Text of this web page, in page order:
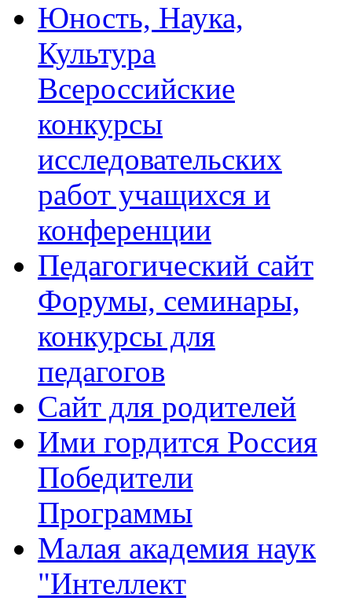
Юность, Наука,
Культура
Всероссийские
конкурсы
исследовательских
работ учащихся и
конференции
Педагогический сайт
Форумы, семинары,
конкурсы для
педагогов
Сайт для родителей
Ими гордится Россия
Победители
Программы
Малая академия наук
"Интеллект